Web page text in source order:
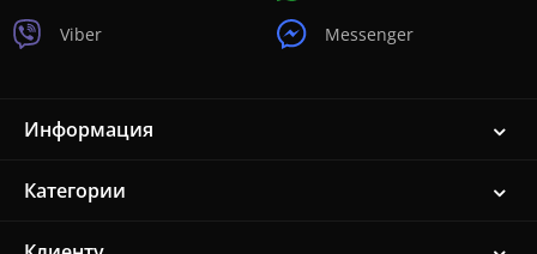
Viber Messenger
Информация
Категории